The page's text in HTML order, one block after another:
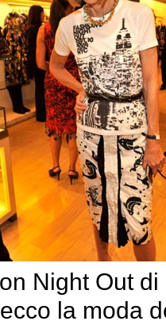
Night Out di
la moda